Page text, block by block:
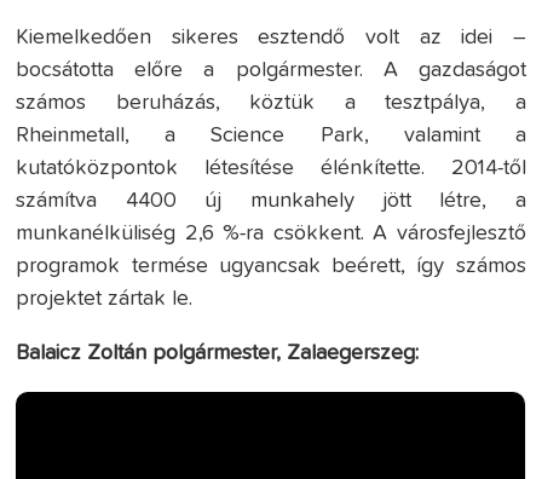
Kiemelkedően sikeres esztendő volt az idei –
bocsátotta előre a polgármester. A gazdaságot
számos beruházás, köztük a tesztpálya, a
Rheinmetall, a Science Park, valamint a
kutatóközpontok létesítése élénkítette. 2014-től
számítva 4400 új munkahely jött létre, a
munkanélküliség 2,6 %-ra csökkent. A városfejlesztő
programok termése ugyancsak beérett, így számos
projektet zártak le.
Balaicz Zoltán polgármester, Zalaegerszeg: